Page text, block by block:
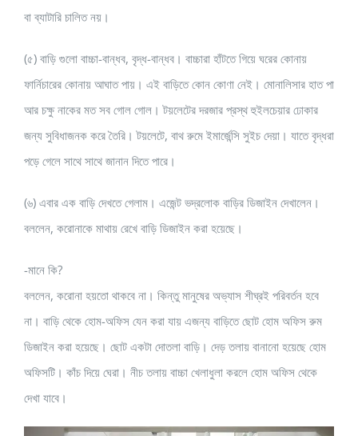
বা ব্যাটারি চালিত নয়।
(৫) বাড়ি গুলো বাচ্চা-বান্ধব, বৃদ্ধ-বান্ধব। বাচ্চারা হাঁটতে গিয়ে ঘরের কোনায়
ফার্নিচারের কোনায় আঘাত পায়। এই বাড়িতে কোন কোণা নেই। মোনালিসার হাত পা
আর চক্ষু নাকের মত সব গোল গোল। টয়লেটের দরজার প্রস্থ হুইলচেয়ার ঢোকার
জন্য সুবিধাজনক করে তৈরি। টয়লেটে, বাথ রুমে ইমার্জেন্সি সুইচ দেয়া। যাতে বৃদ্ধরা
পড়ে গেলে সাথে সাথে জানান দিতে পারে।
(৬) এবার এক বাড়ি দেখতে গেলাম। এজেন্ট ভদ্রলোক বাড়ির ডিজাইন দেখালেন।
বললেন, করোনাকে মাথায় রেখে বাড়ি ডিজাইন করা হয়েছে।
-মানে কি?
বললেন, করোনা হয়তো থাকবে না। কিন্তু মানুষের অভ্যাস শীঘ্রই পরিবর্তন হবে
না। বাড়ি থেকে হোম-অফিস যেন করা যায় এজন্য বাড়িতে ছোট হোম অফিস রুম
ডিজাইন করা হয়েছে। ছোট একটা দোতলা বাড়ি। দেড় তলায় বানানো হয়েছে হোম
অফিসটি। কাঁচ দিয়ে ঘেরা। নীচ তলায় বাচ্চা খেলাধুলা করলে হোম অফিস থেকে
দেখা যাবে।